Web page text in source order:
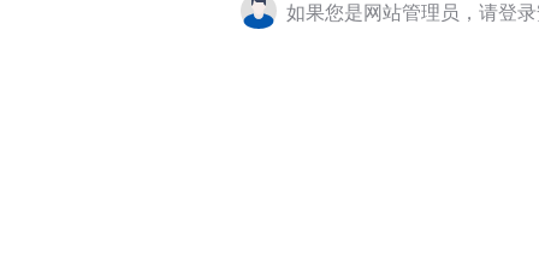
如果您是网站管理员，请登